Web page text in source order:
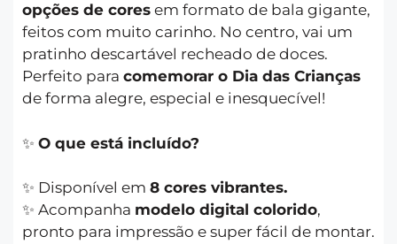
opções de cores em formato de bala gigante,
feitos com muito carinho. No centro, vai um
pratinho descartável recheado de doces.
Perfeito para comemorar o Dia das Crianças
de forma alegre, especial e inesquecível!
✨ O que está incluído?
✨ Disponível em 8 cores vibrantes.
✨ Acompanha modelo digital colorido,
pronto para impressão e super fácil de montar.